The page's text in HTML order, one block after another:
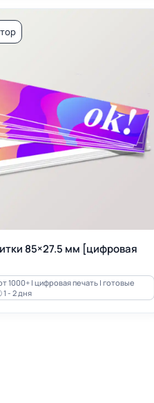
85×27.5 мм [цифровая
1000+ | цифровая печать | готовые
- 2 дня